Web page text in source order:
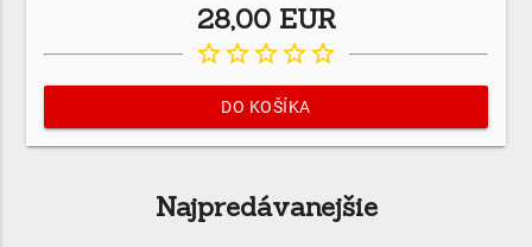
28,00 EUR
star_borderstar_borderstar_borderstar_borderstar_border
DO KOŠÍKA
Najpredávanejšie